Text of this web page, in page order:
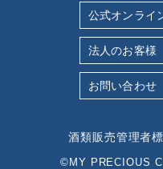
公式オンライ
法人のお客様
お問い合わせ
酒類販売管理者
©MY PRECIOUS